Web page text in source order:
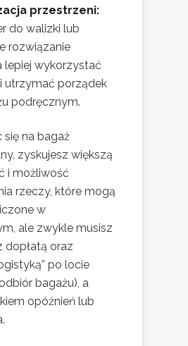
przestrzeni:
do walizki lub
rozwiązanie
lepiej wykorzystać
utrzymać porządek
podręcznym.
się na bagaż
zyskujesz większą
i możliwość
rzeczy, które mogą
w
ale zwykle musisz
dopłatą oraz
po locie
bagażu), a
opóźnień lub